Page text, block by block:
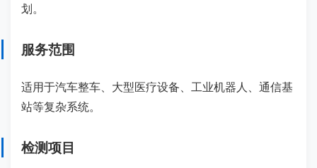
划。
服务范围
适用于汽车整车、大型医疗设备、工业机器人、通信基
站等复杂系统。
检测项目